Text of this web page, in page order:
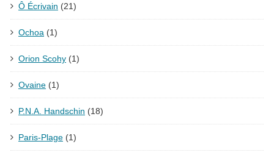
Ô Écrivain (21)
Ochoa (1)
Orion Scohy (1)
Ovaine (1)
P.N.A. Handschin (18)
Paris-Plage (1)